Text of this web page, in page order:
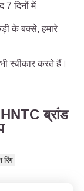
7 दिनों में
के बक्से, हमारे
स्वीकार करते हैं।
ब्रांड
रिंग